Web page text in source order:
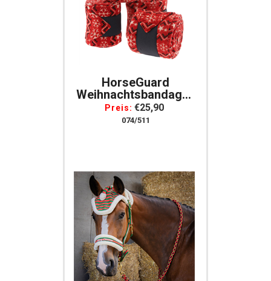
HorseGuard
Weihnachtsbandagen
Fleece , Rot Mit
Weihnachtsmuster,
Preis: €25,90
074/511